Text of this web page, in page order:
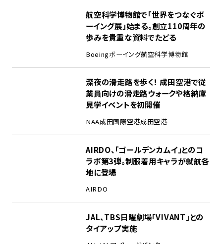
航空科学博物館で「世界をつなぐボ
ーイング展」始まる。創立110周年の
歩みを貴重な資料でたどる
Boeingボーイング航空科学博物館
深夜の滑走路を歩く！ 成田空港で従
業員向けの滑走路ウォークや格納庫
見学イベントを初開催
NAA成田国際空港成田空港
AIRDO、「ゴールデンカムイ」とのコ
ラボ第3弾。制服着用キャラが就航各
地に登場
AIRDO
JAL、TBS日曜劇場「VIVANT」との
タイアップ実施